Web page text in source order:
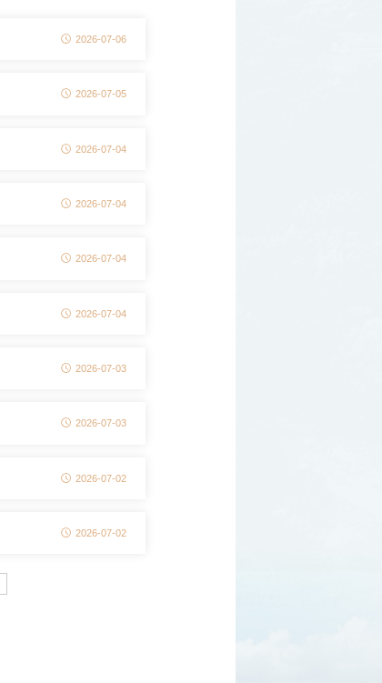
2026-07-06
2026-07-05
2026-07-04
2026-07-04
2026-07-04
2026-07-04
2026-07-03
2026-07-03
2026-07-02
2026-07-02